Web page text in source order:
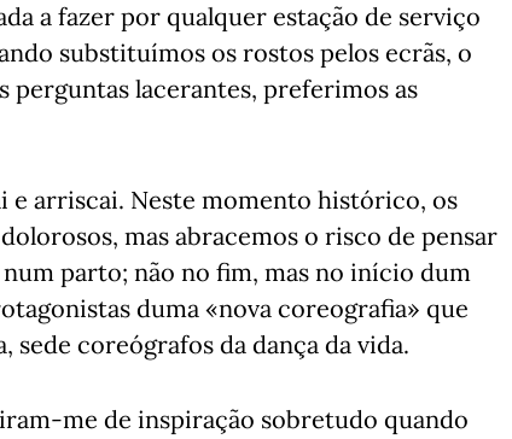
a fazer por qualquer estação de serviço
substituímos os rostos pelos ecrãs, o
perguntas lacerantes, preferimos as
arriscai. Neste momento histórico, os
mas abracemos o risco de pensar
parto; não no fim, mas no início dum
duma «nova coreografia» que
sede coreógrafos da dança da vida.
me de inspiração sobretudo quando